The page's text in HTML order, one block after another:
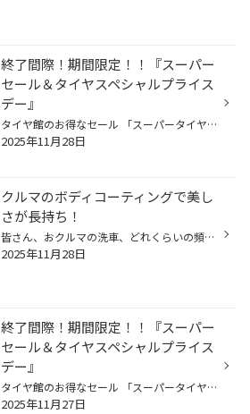
終了間際！期間限定！！『スーパー
セール＆タイヤスペシャルプライス
デー』
タイヤ館のお得なセール 「スーパータイヤセール」「スペシャルプライスデー」が 11月30日で終了致します！ 現在タイヤをご検討中のお客様には非常にお得なダブル開催セール期間です！ 人気のエコピアからお買い得なセイバーリングと 期間限定のNEWNOがお買い得！ この冬の安全の為にブリザックVRX...
2025年11月28日
クルマのボディコーティングで美し
さが長持ち！
皆さん、おクルマの洗車、どれくらいの頻度でされてますか？ お忙しい毎日の中で、ずっとキレイに保つのは至難の業ではないでしょうか？ それでも、なるべくクルマはキレイに保ちたいというお客様にオススメなサービス 今回は、おクルマの「ボディコーティング」のご紹介です。 ボディコーティング...
2025年11月28日
終了間際！期間限定！！『スーパー
セール＆タイヤスペシャルプライス
デー』
タイヤ館のお得なセール 「スーパータイヤセール」「スペシャルプライスデー」が 11月30日で終了致します！ 現在タイヤをご検討中のお客様には非常にお得なダブル開催セール期間です！ 人気のエコピアからお買い得なセイバーリングと 期間限定のNEWNOがお買い得！ この冬の安全の為にブリザックVRX...
2025年11月27日